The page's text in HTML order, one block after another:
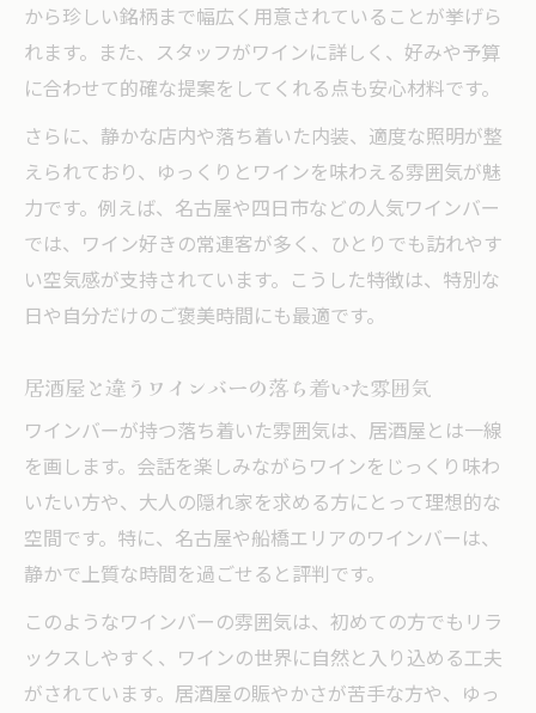
から珍しい銘柄まで幅広く用意されていることが挙げら
れます。また、スタッフがワインに詳しく、好みや予算
に合わせて的確な提案をしてくれる点も安心材料です。
さらに、静かな店内や落ち着いた内装、適度な照明が整
えられており、ゆっくりとワインを味わえる雰囲気が魅
力です。例えば、名古屋や四日市などの人気ワインバー
では、ワイン好きの常連客が多く、ひとりでも訪れやす
い空気感が支持されています。こうした特徴は、特別な
日や自分だけのご褒美時間にも最適です。
居酒屋と違うワインバーの落ち着いた雰囲気
ワインバーが持つ落ち着いた雰囲気は、居酒屋とは一線
を画します。会話を楽しみながらワインをじっくり味わ
いたい方や、大人の隠れ家を求める方にとって理想的な
空間です。特に、名古屋や船橋エリアのワインバーは、
静かで上質な時間を過ごせると評判です。
このようなワインバーの雰囲気は、初めての方でもリラ
ックスしやすく、ワインの世界に自然と入り込める工夫
がされています。居酒屋の賑やかさが苦手な方や、ゆっ